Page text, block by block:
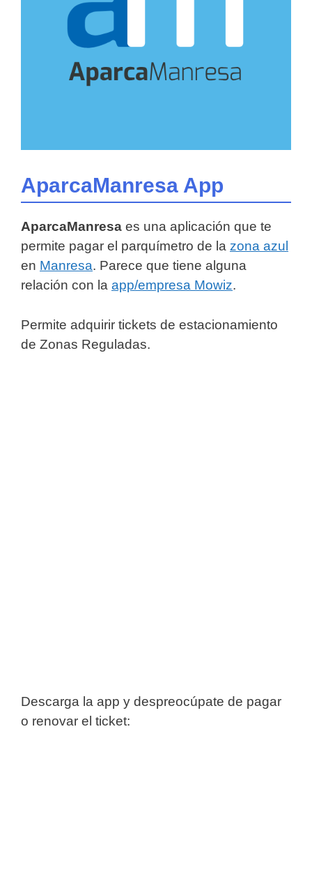
AparcaManresa App
AparcaManresa es una aplicación que te
permite pagar el parquímetro de la zona azul
en Manresa. Parece que tiene alguna
relación con la app/empresa Mowiz.
Permite adquirir tickets de estacionamiento
de Zonas Reguladas.
Descarga la app y despreocúpate de pagar
o renovar el ticket: